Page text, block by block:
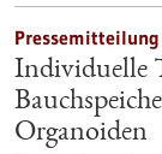
Pressemitteilung
Individuelle
Organoiden